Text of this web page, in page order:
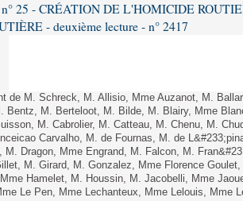
n° 25 - CRÉATION DE L'HOMICIDE
- deuxième lecture - n° 2417
de M. Schreck, M. Allisio, Mme Auzanot, M.
Bentz, M. Berteloot, M. Bilde, M. Blairy, Mme
M. Cabrolier, M. Catteau, M. Chenu, M.
Carvalho, M. de Fournas, M. de
M. Dragon, Mme Engrand, M. Falcon, M.
M. Girard, M. Gonzalez, Mme Florence
Hamelet, M. Houssin, M. Jacobelli, Mme
Le Pen, Mme Lechanteux, Mme Lelouis, Mme